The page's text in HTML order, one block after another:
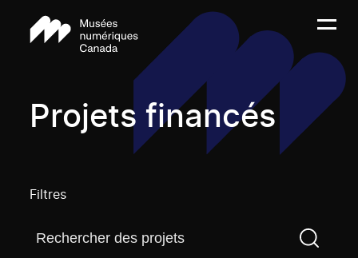
Projets financés
Filtres
Trouvez un projetVous devez saisir un terme de